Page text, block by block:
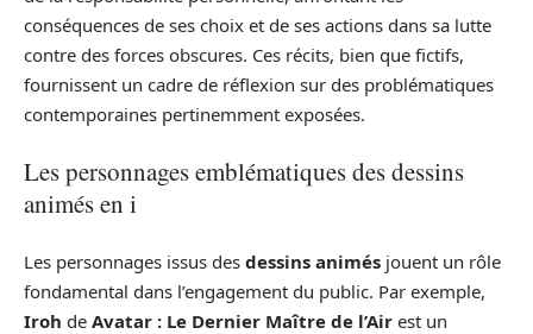
conséquences de ses choix et de ses actions dans sa lutte
contre des forces obscures. Ces récits, bien que fictifs,
fournissent un cadre de réflexion sur des problématiques
contemporaines pertinemment exposées.
Les personnages emblématiques des dessins
animés en i
Les personnages issus des dessins animés jouent un rôle
fondamental dans l’engagement du public. Par exemple,
Iroh de Avatar : Le Dernier Maître de l’Air est un